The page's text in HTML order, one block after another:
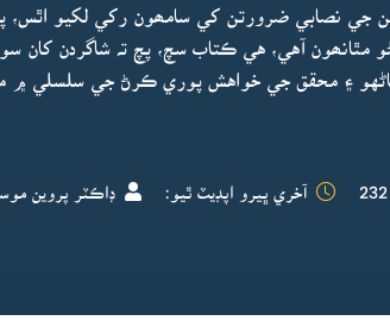
جي نصابي ضرورتن کي سامھون رکي لکيو اٿس،
مٿانھون آهي، هي ڪتاب سچ، پچ تہ شاگردن کان
۽ محقق جي خواهش پوري ڪرڻ جي سلسلي ۾
232 آخري ڀيرو اپڊيٽ ٿيو: ڊاڪٽر پروين